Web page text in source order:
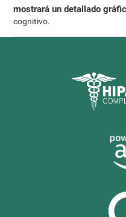
mostrará un detallado
cognitivo.